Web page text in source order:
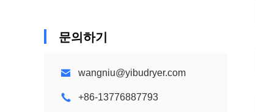
문의하기
wangniu@yibudryer.com
+86-13776887793